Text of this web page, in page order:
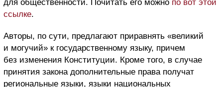
для общественности. Почитать его можно по вот этой
ссылке.
Авторы, по сути, предлагают приравнять «великий
и могучий» к государственному языку, причем
без изменения Конституции. Кроме того, в случае
принятия закона дополнительные права получат
региональные языки, языки национальных